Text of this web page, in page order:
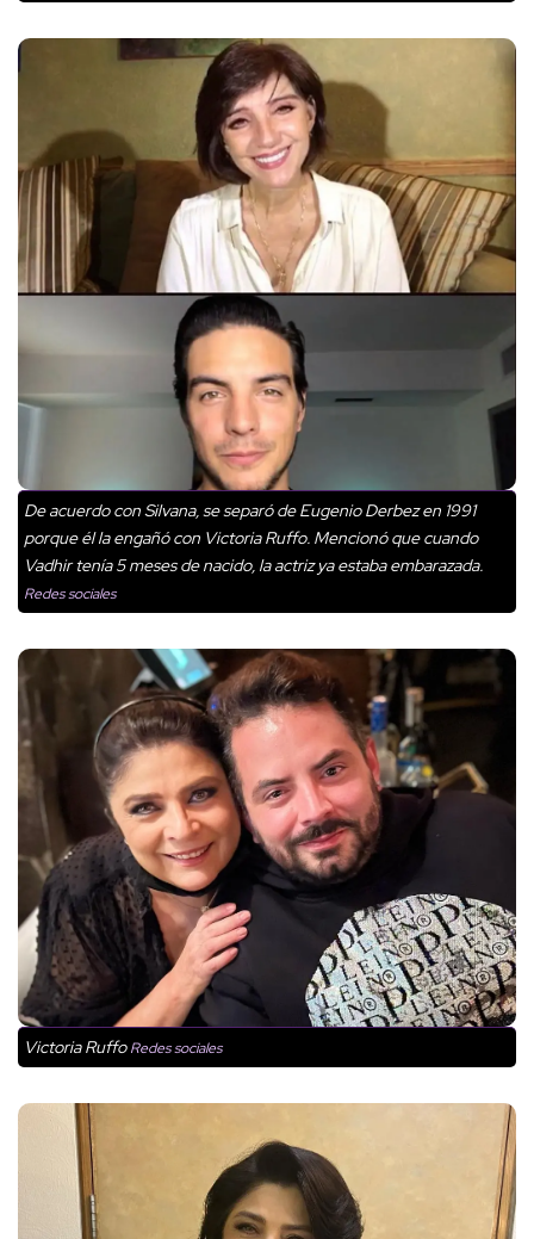
De acuerdo con Silvana, se separó de Eugenio Derbez en 1991
porque él la engañó con Victoria Ruffo. Mencionó que cuando
Vadhir tenía 5 meses de nacido, la actriz ya estaba embarazada.
Redes sociales
Victoria RuffoRedes sociales